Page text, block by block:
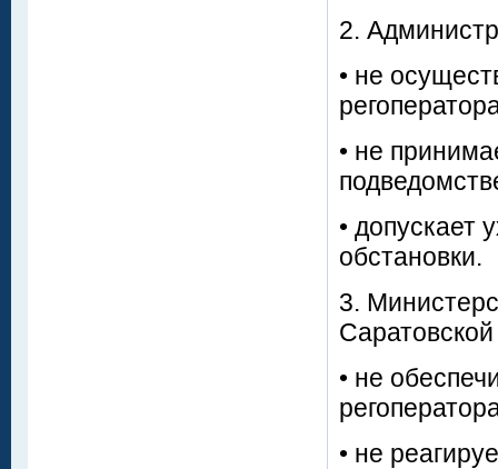
2.
• не
• не
• допускает
обстановки.
3.
• не
• не